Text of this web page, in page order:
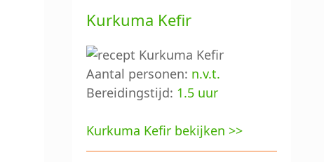
Kurkuma Kefir
Aantal personen: n.v.t.
Bereidingstijd: 1.5 uur
Kurkuma Kefir bekijken >>